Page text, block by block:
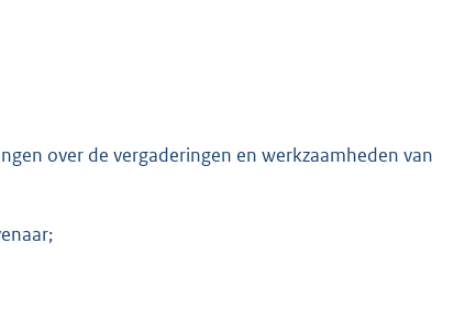
over de vergaderingen en werkzaamheden van